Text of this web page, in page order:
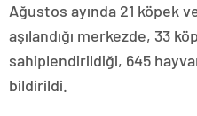
Ağustos ayında 21 köpek
aşılandığı merkezde, 33
sahiplendirildiği, 645
bildirildi.